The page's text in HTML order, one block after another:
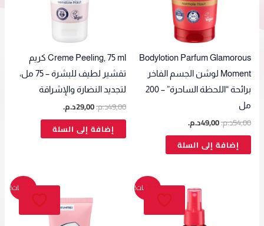
Bodylotion Parfum Glamorous
Moment لوشن الجسم الفاخر
برائحة “اللحظة الساحرة” – 200
54,00د.م.49,00د.م.
إضافة إلى السلة
Creme Peeling, 75 ml كريم
تقشير لطيف للبشرة – 75 مل،
لتجديد النضارة والإشراقة
49,00د.م.29,00د.م.
إضافة إلى السلة
تخفيضات! السعر
الحالي
هو:
29,00د.م..
تخفيضات!
هو:
129,00د.م..
السعر
هو:
99,00د.م..